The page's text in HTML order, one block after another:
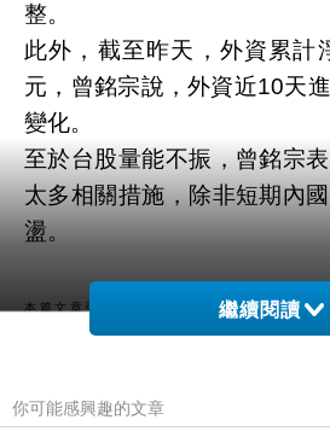
整。
此外，截至昨天，外資累計
元，曾銘宗說，外資近10天
變化。
至於台股量能不振，曾銘宗
太多相關措施，除非短期內
盪。
本篇文章引用自此: https://tw.news.yahoo.com/
站整合網
繼續閱讀
你可能感興趣的文章